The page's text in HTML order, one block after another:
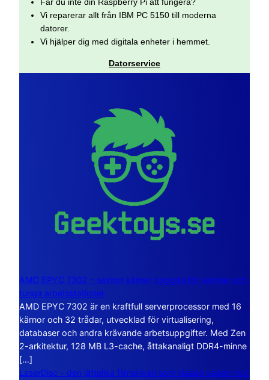
Vi reparerar allt från IBM PC 5150 till moderna
datorer.
Vi hjälper dig med digitala enheter i hemmet.
Datorservice
AMD EPYC 7302 – sexton kärnor byggda för servrar och
tunga arbetsstationer
AMD EPYC 7302 är en kraftfull serverprocessor med 16
kärnor och 32 trådar, utvecklad för virtualisering,
databaser och andra krävande arbetsuppgifter. Med Zen
2-arkitektur, 128 MB L3-cache, åttakanaligt DDR4-minne
[…]
LaserDisc – den jättelika filmskivan som visade vägen mot